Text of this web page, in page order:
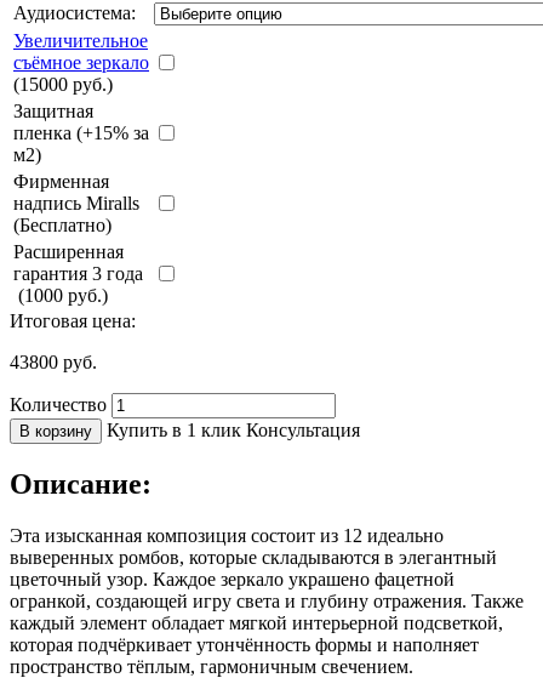
Аудиосистема:
Увеличительное
съёмное зеркало
(15000 руб.)
Защитная
пленка (+15% за
м2)
Фирменная
надпись Miralls
(Бесплатно)
Расширенная
гарантия 3 года
(1000 руб.)
Итоговая цена:
43800 руб.
Количество
В корзину Купить в 1 клик Консультация
Описание:
Эта изысканная композиция состоит из 12 идеально
выверенных ромбов, которые складываются в элегантный
цветочный узор. Каждое зеркало украшено фацетной
огранкой, создающей игру света и глубину отражения. Также
каждый элемент обладает мягкой интерьерной подсветкой,
которая подчёркивает утончённость формы и наполняет
пространство тёплым, гармоничным свечением.